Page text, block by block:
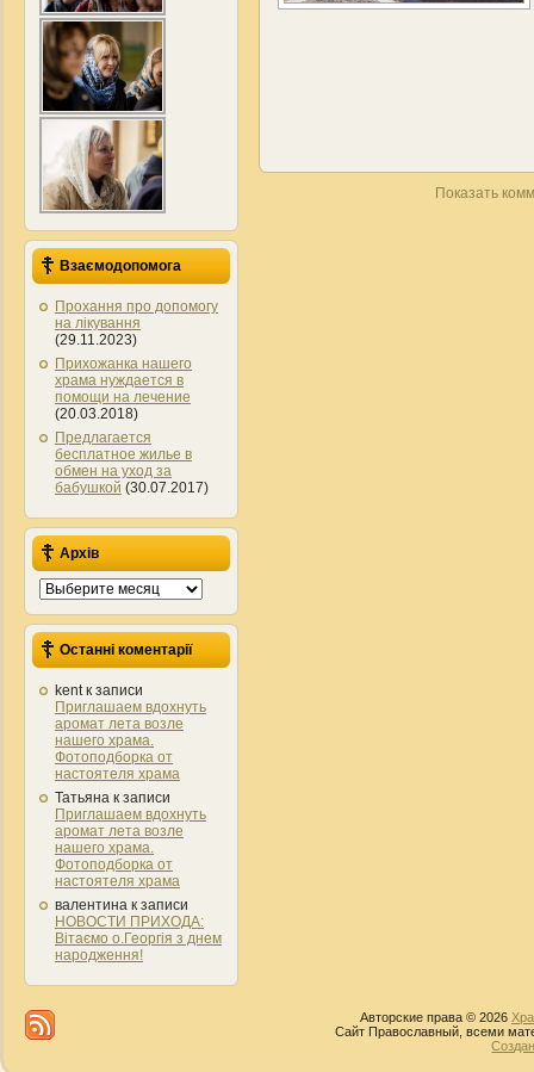
Взаємодопомога
Прохання про допомогу
на лікування
(29.11.2023)
Прихожанка нашего
храма нуждается в
помощи на лечение
(20.03.2018)
Предлагается
бесплатное жилье в
обмен на уход за
бабушкой (30.07.2017)
Архів
Архів
Останні коментарії
kentк записи
Приглашаем вдохнуть
аромат лета возле
нашего храма.
Фотоподборка от
настоятеля храма
Татьяна к записи
Приглашаем вдохнуть
аромат лета возле
нашего храма.
Фотоподборка от
настоятеля храма
валентина к записи
НОВОСТИ ПРИХОДА:
Вітаємо о.Георгія з днем
народження!
Показать
Авторские права © 2026
Сайт Православный, всеми